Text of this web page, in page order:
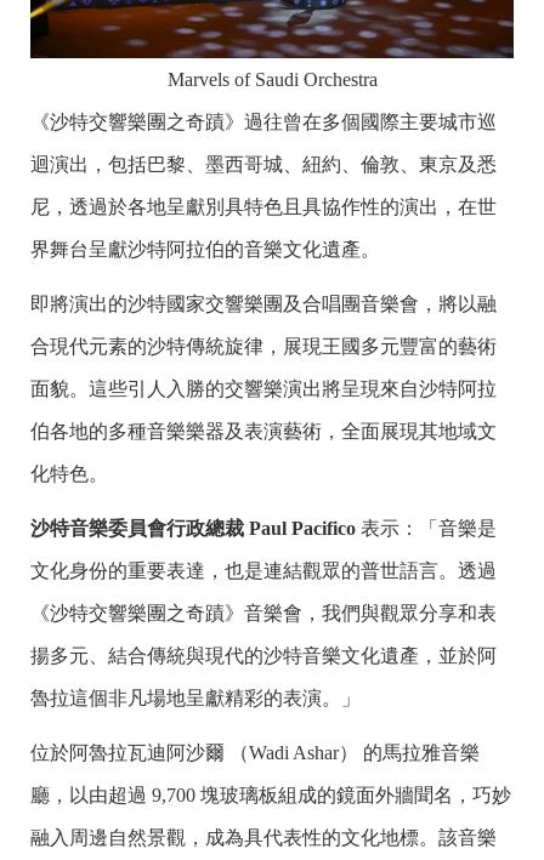
Marvels of Saudi Orchestra
《沙特交響樂團之奇蹟》過往曾在多個國際主要城市巡
迴演出，包括巴黎、墨西哥城、紐約、倫敦、東京及悉
尼，透過於各地呈獻別具特色且具協作性的演出，在世
界舞台呈獻沙特阿拉伯的音樂文化遺產。
即將演出的沙特國家交響樂團及合唱團音樂會，將以融
合現代元素的沙特傳統旋律，展現王國多元豐富的藝術
面貌。這些引人入勝的交響樂演出將呈現來自沙特阿拉
伯各地的多種音樂樂器及表演藝術，全面展現其地域文
化特色。
沙特音樂委員會行政總裁 Paul Pacifico 表示：「音樂是
文化身份的重要表達，也是連結觀眾的普世語言。透過
《沙特交響樂團之奇蹟》音樂會，我們與觀眾分享和表
揚多元、結合傳統與現代的沙特音樂文化遺產，並於阿
魯拉這個非凡場地呈獻精彩的表演。」
位於阿魯拉瓦迪阿沙爾 （Wadi Ashar） 的馬拉雅音樂
廳，以由超過 9,700 塊玻璃板組成的鏡面外牆聞名，巧妙
融入周邊自然景觀，成為具代表性的文化地標。該音樂